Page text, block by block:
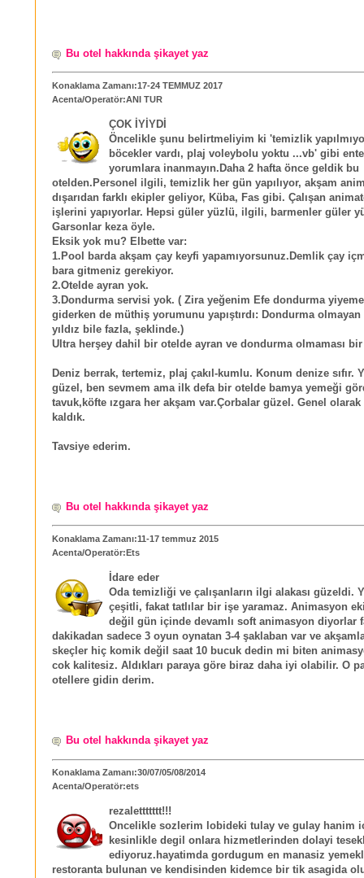
Bu otel hakkında şikayet yaz
Konaklama Zamanı:17-24 TEMMUZ 2017
Acenta/Operatör:ANI TUR
ÇOK İYİYDİ
Öncelikle şunu belirtmeliyim ki 'temizlik
böcekler vardı, plaj voleybolu yoktu ...vb' gibi
yorumlara inanmayın.Daha 2 hafta önce geldik bu
otelden.Personel ilgili, temizlik her gün yapılıyor, akşam
dışarıdan farklı ekipler geliyor, Küba, Fas gibi. Çalışan
işlerini yapıyorlar. Hepsi güler yüzlü, ilgili, barmenler güler
Garsonlar keza öyle.
Eksik yok mu? Elbette var:
1.Pool barda akşam çay keyfi yapamıyorsunuz.Demlik çay
bara gitmeniz gerekiyor.
2.Otelde ayran yok.
3.Dondurma servisi yok. ( Zira yeğenim Efe dondurma
giderken de müthiş yorumunu yapıştırdı: Dondurma olmayan
yıldız bile fazla, şeklinde.)
Ultra herşey dahil bir otelde ayran ve dondurma olmaması bir
Deniz berrak, tertemiz, plaj çakıl-kumlu. Konum denize sıfır.
güzel, ben sevmem ama ilk defa bir otelde bamya yemeği
tavuk,köfte ızgara her akşam var.Çorbalar güzel. Genel
kaldık.
Tavsiye ederim.
Bu otel hakkında şikayet yaz
Konaklama Zamanı:11-17 temmuz 2015
Acenta/Operatör:Ets
İdare eder
Oda temizliği ve çalışanların ilgi alakası güzeldi.
çeşitli, fakat tatlılar bir işe yaramaz. Animasyon
değil gün içinde devamlı soft animasyon diyorlar
dakikadan sadece 3 oyun oynatan 3-4 şaklaban var ve
skeçler hiç komik değil saat 10 bucuk dedin mi biten
cok kalitesiz. Aldıkları paraya göre biraz daha iyi olabilir. O
otellere gidin derim.
Bu otel hakkında şikayet yaz
Konaklama Zamanı:30/07/05/08/2014
Acenta/Operatör:ets
rezalettttttt!!!
Oncelikle sozlerim lobideki tulay ve gulay hanim
kesinlikle degil onlara hizmetlerinden dolayi
ediyoruz.hayatimda gordugum en manasiz
restoranta bulunan ve kendisinden kidemce bir tik asagida